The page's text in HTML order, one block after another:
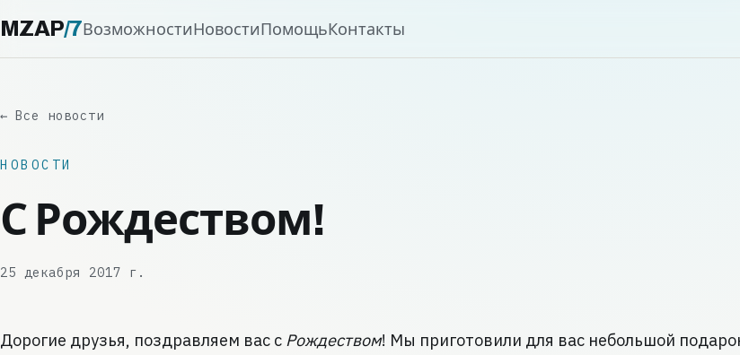
MZAP/7ВозможностиНовостиПомощьКонтакты
← Все новости
НОВОСТИ
С Рождеством!
25 декабря 2017 г.
Дорогие друзья, поздравляем вас с Рождеством! Мы приготовили для вас небольшой